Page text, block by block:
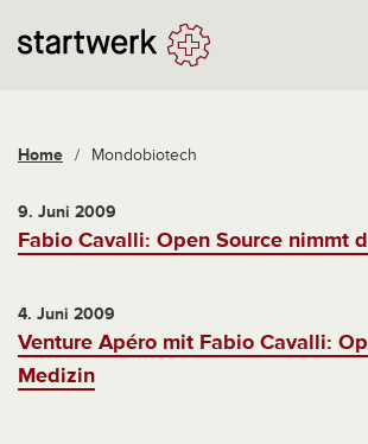
Home / Mondobiotech
9. Juni 2009
Fabio Cavalli: Open Source nimmt
4. Juni 2009
Venture Apéro mit Fabio Cavalli:
Medizin